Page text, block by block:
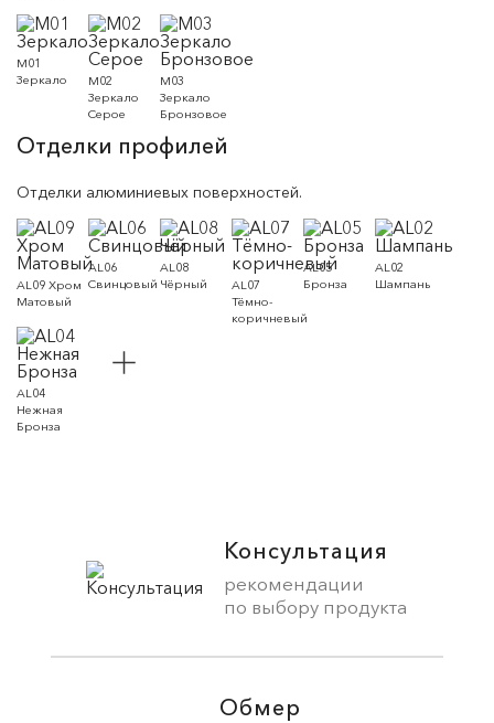
M01
Зеркало
M02
Зеркало
Серое
M03
Зеркало
Бронзовое
Отделки профилей
Отделки алюминиевых поверхностей.
AL09 Хром
Матовый
AL06
Свинцовый
AL08
Чёрный
AL07
Тёмно-
коричневый
AL05
Бронза
AL02
Шампань
AL04
Нежная
Бронза
Консультация
рекомендации
по выбору продукта
Обмер